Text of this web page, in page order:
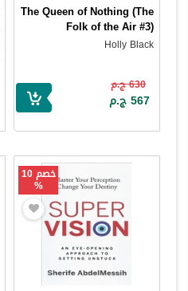
The Queen of Nothing (The
Folk of the Air #3)
Holly Black
630 ج.م
567 ج.م
خصم 10
%